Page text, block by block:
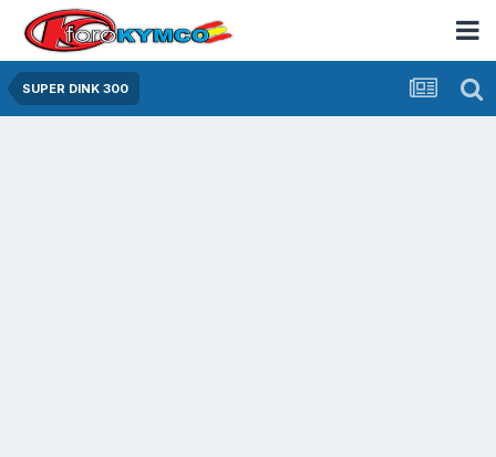
SUPER DINK 300